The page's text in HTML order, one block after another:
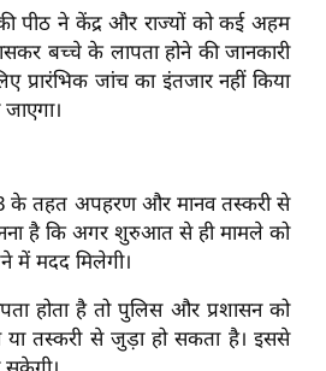
की पीठ ने केंद्र और राज्यों को कई अहम
बच्चे के लापता होने की जानकारी
जांच का इंतजार नहीं किया
के तहत अपहरण और मानव तस्करी से
है कि अगर शुरुआत से ही मामले को
में मदद मिलेगी।
होता है तो पुलिस और प्रशासन को
या तस्करी से जुड़ा हो सकता है। इससे